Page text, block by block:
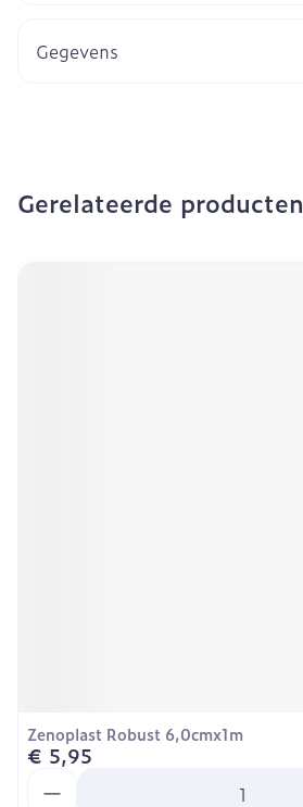
Gegevens
Gerelateerde producten
Zenoplast Robust 6,0cmx1m
€ 5,95